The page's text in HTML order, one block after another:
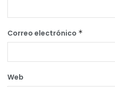
Correo electrónico *
Web